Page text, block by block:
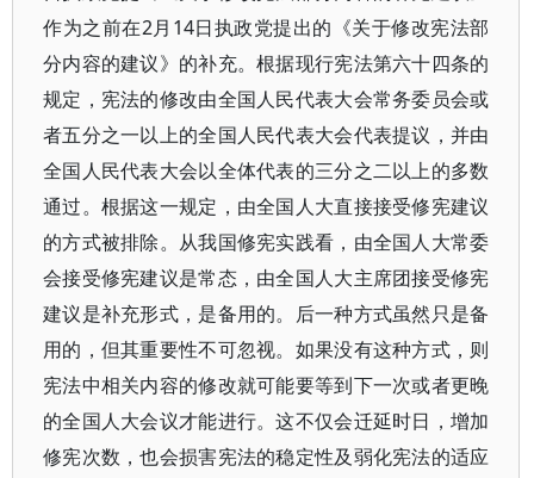
作为之前在2月14日执政党提出的《关于修改宪法部
分内容的建议》的补充。根据现行宪法第六十四条的
规定，宪法的修改由全国人民代表大会常务委员会或
者五分之一以上的全国人民代表大会代表提议，并由
全国人民代表大会以全体代表的三分之二以上的多数
通过。根据这一规定，由全国人大直接接受修宪建议
的方式被排除。从我国修宪实践看，由全国人大常委
会接受修宪建议是常态，由全国人大主席团接受修宪
建议是补充形式，是备用的。后一种方式虽然只是备
用的，但其重要性不可忽视。如果没有这种方式，则
宪法中相关内容的修改就可能要等到下一次或者更晚
的全国人大会议才能进行。这不仅会迁延时日，增加
修宪次数，也会损害宪法的稳定性及弱化宪法的适应